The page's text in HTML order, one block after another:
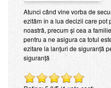
Atunci când vine vorba de
ezităm în a lua decizii care pot
noastră, precum și cea a
pentru a ne asigura ca totul
ezitare la lanțuri de siguranță
siguranță